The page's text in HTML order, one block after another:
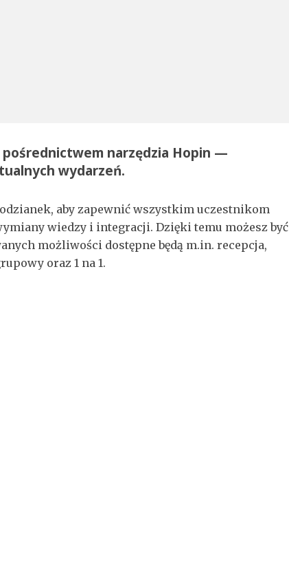
pośrednictwem narzędzia Hopin —
wydarzeń.
aby zapewnić wszystkim uczestnikom
wiedzy i integracji. Dzięki temu możesz być
możliwości dostępne będą m.in. recepcja,
oraz 1 na 1.